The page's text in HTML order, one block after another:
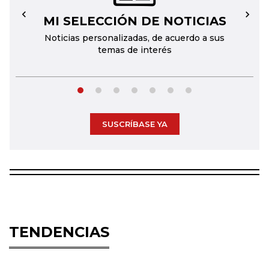
MI SELECCIÓN DE NOTICIAS
Noticias personalizadas, de acuerdo a sus
temas de interés
← →
SUSCRÍBASE YA
TENDENCIAS